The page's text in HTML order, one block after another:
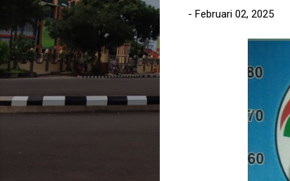
- Februari 02, 2025